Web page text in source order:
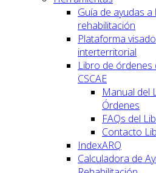
Guía de ayudas a
rehabilitación
Plataforma visado
interterritorial
Libro de órdenes
CSCAE
Manual del
Órdenes
FAQs del
Contacto
IndexARQ
Calculadora de